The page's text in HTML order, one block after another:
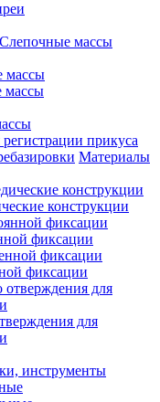
Слепочные массы
массы
массы
прикуса
Материалы
конструкции
фиксации
фиксации
для
инструменты